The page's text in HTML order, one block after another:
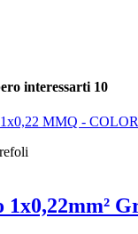
interessarti 10